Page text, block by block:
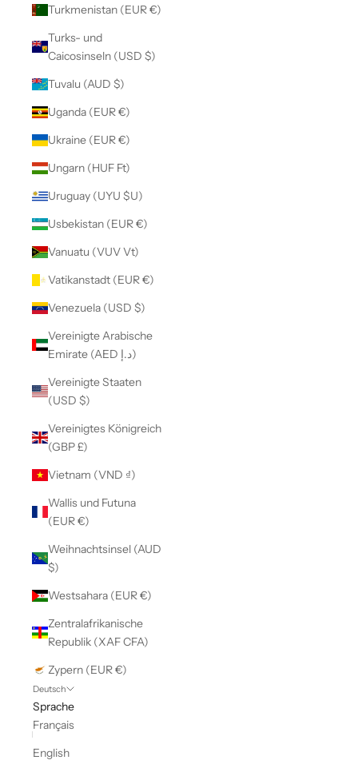
Turkmenistan (EUR €)
Turks- und
Caicosinseln (USD $)
Tuvalu (AUD $)
Uganda (EUR €)
Ukraine (EUR €)
Ungarn (HUF Ft)
Uruguay (UYU $U)
Usbekistan (EUR €)
Vanuatu (VUV Vt)
Vatikanstadt (EUR €)
Venezuela (USD $)
Vereinigte Arabische
Emirate (AED د.إ)
Vereinigte Staaten
(USD $)
Vereinigtes Königreich
(GBP £)
Vietnam (VND ₫)
Wallis und Futuna
(EUR €)
Weihnachtsinsel (AUD
$)
Westsahara (EUR €)
Zentralafrikanische
Republik (XAF CFA)
Zypern (EUR €)
Deutsch
Sprache
Français
English